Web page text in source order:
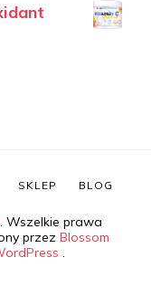
. Wszelkie prawa
przez Blossom
.
SKLEP BLOG